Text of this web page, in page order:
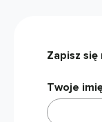
Zapisz
Twoje